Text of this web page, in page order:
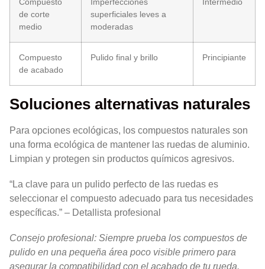
de corte
medio
superficiales leves a
moderadas
Compuesto
de acabado
Pulido final y brillo Principiante
Soluciones alternativas naturales
Para opciones ecológicas, los compuestos naturales son
una forma ecológica de mantener las ruedas de aluminio.
Limpian y protegen sin productos químicos agresivos.
“La clave para un pulido perfecto de las ruedas es
seleccionar el compuesto adecuado para tus necesidades
específicas.” – Detallista profesional
Consejo profesional: Siempre prueba los compuestos de
pulido en una pequeña área poco visible primero para
asegurar la compatibilidad con el acabado de tu rueda.